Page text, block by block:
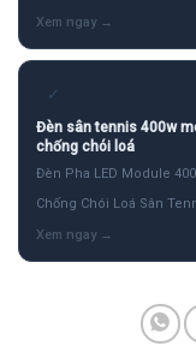
✓
Đèn sân tennis 400w
chống chói loá
Đèn Pha LED Module
Chống Chói Loá Sân